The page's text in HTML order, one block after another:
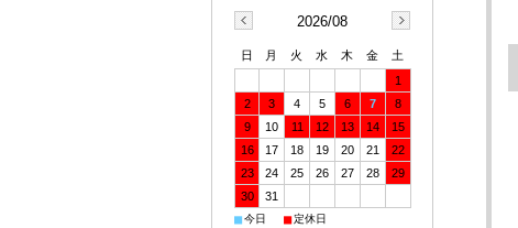
2026/08
日 月 火 水 木 金
土
1
2
3 4 5 6 7
8
9
10 11 12 13 14
15
16
17 18 19 20 21
22
23
24 25 26 27 28
29
30
31
■今日 ■定休日